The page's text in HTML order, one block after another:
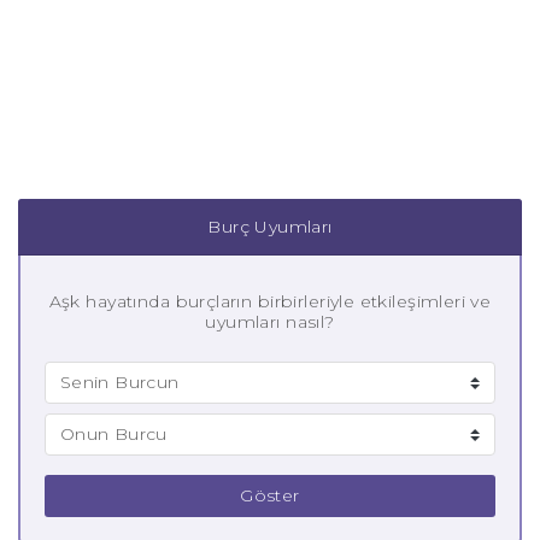
Burç Uyumları
Aşk hayatında burçların birbirleriyle etkileşimleri ve
uyumları nasıl?
Göster